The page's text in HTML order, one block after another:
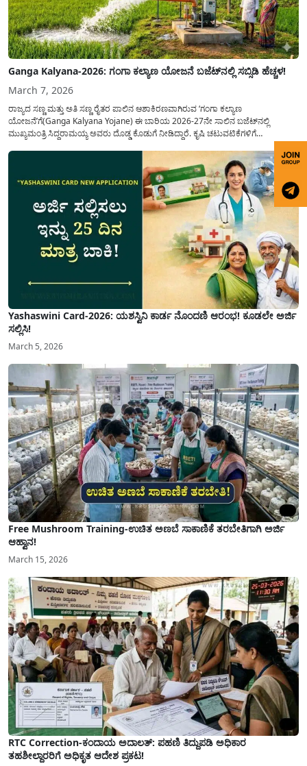
Ganga Kalyana-2026: ಗಂಗಾ ಕಲ್ಯಾಣ ಯೋಜನೆ ಬಜೆಟ್‌ನಲ್ಲಿ ಸಬ್ಸಿಡಿ ಹೆಚ್ಚಳ!
March 7, 2026
ರಾಜ್ಯದ ಸಣ್ಣ ಮತ್ತು ಅತಿ ಸಣ್ಣ ರೈತರ ಪಾಲಿನ ಆಶಾಕಿರಣವಾಗಿರುವ ‘ಗಂಗಾ ಕಲ್ಯಾಣ
ಯೋಜನೆ’ಗೆ(Ganga Kalyana Yojane) ಈ ಬಾರಿಯ 2026-27ನೇ ಸಾಲಿನ ಬಜೆಟ್‌ನಲ್ಲಿ
ಮುಖ್ಯಮಂತ್ರಿ ಸಿದ್ದರಾಮಯ್ಯ ಅವರು ದೊಡ್ಡ ಕೊಡುಗೆ ನೀಡಿದ್ದಾರೆ. ಕೃಷಿ ಚಟುವಟಿಕೆಗಳಿಗೆ
ಸಮುದಾಯದ ಮುಖದಲ್ಲಿ ಮಂದಹಾಸ ಮೂಡಿಸಿದ್ದಾರೆ. ವಿಶೇಷವಾಗಿ...
Yashaswini Card-2026: ಯಶಸ್ವಿನಿ ಕಾರ್ಡ ನೊಂದಣಿ ಆರಂಭ! ಕೂಡಲೇ ಅರ್ಜಿ
ಸಲ್ಲಿಸಿ!
March 5, 2026
Free Mushroom Training-ಉಚಿತ ಅಣಬೆ ಸಾಕಾಣಿಕೆ ತರಬೇತಿಗಾಗಿ ಅರ್ಜಿ
ಆಹ್ವಾನ!
March 15, 2026
RTC Correction-ಕಂದಾಯ ಅದಾಲತ್: ಪಹಣಿ ತಿದ್ದುಪಡಿ ಅಧಿಕಾರ
ತಹಶೀಲ್ದಾರರಿಗೆ ಅಧಿಕೃತ ಆದೇಶ ಪ್ರಕಟ!